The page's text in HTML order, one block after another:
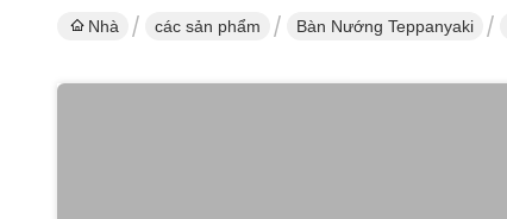
Nhà các sản phẩm Bàn Nướng Teppanyaki